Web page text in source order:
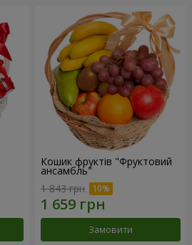
Кошик фруктів "Фруктовий
ансамбль"
1 843 грн
Замовити